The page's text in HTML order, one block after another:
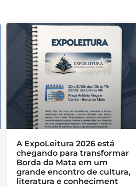
A ExpoLeitura 2026 está
chegando para transformar
Borda da Mata em um
grande encontro de cultura,
literatura e conheciment